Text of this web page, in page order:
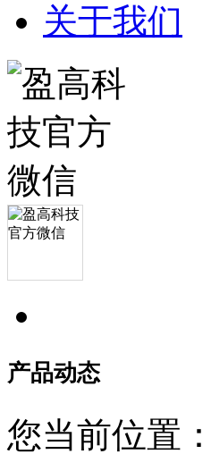
关于我们
产品动态
您当前位置：